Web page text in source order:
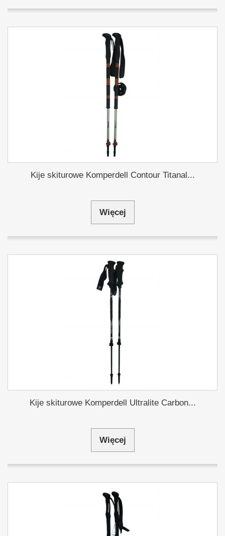
Kije skiturowe Komperdell Contour Titanal...
Więcej
Kije skiturowe Komperdell Ultralite Carbon...
Więcej